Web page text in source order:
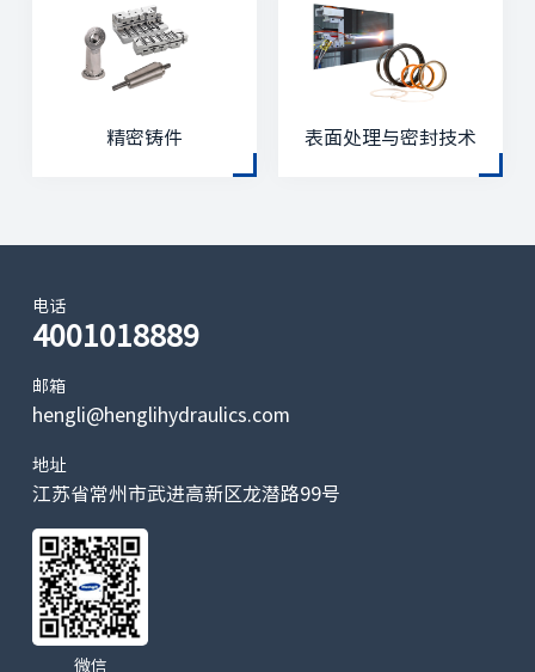
精密铸件 表面处理与密封技术
电话
4001018889
邮箱
hengli@henglihydraulics.com
地址
江苏省常州市武进高新区龙潜路99号
微信